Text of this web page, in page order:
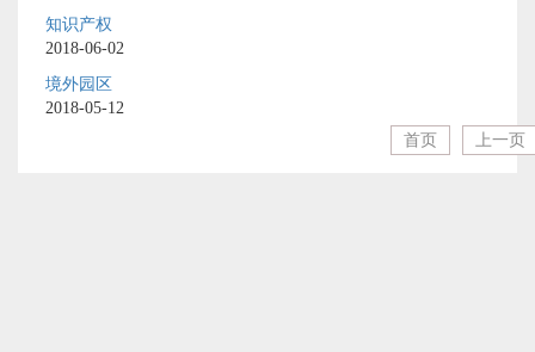
知识产权
2018-06-02
境外园区
2018-05-12
首页
上一页